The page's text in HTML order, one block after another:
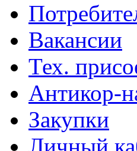
Вакансии
Тех.
Антикор-
Закупки